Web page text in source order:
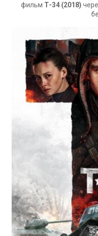
фильм Т-34 (2018)